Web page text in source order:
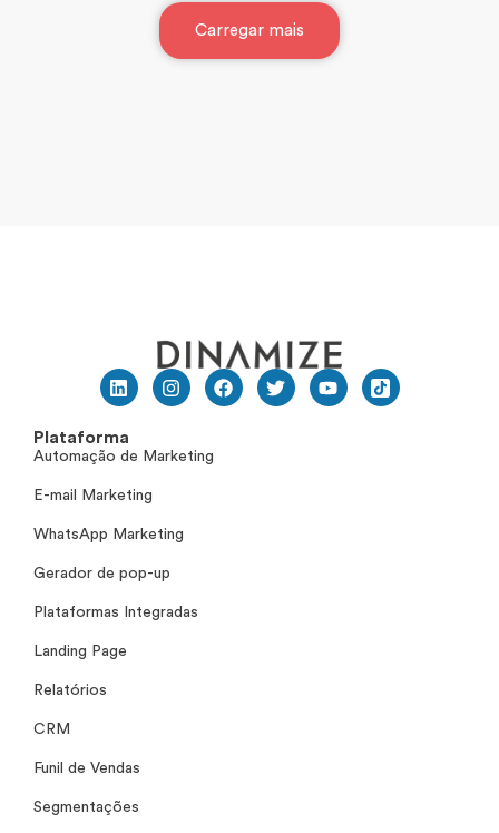
Carregar mais
Plataforma
Automação de Marketing
E-mail Marketing
WhatsApp Marketing
Gerador de pop-up
Plataformas Integradas
Landing Page
Relatórios
CRM
Funil de Vendas
Segmentações